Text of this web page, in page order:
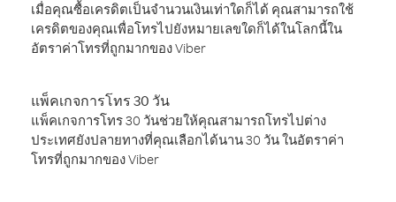
เมื่อคุณซื้อเครดิตเป็นจำนวนเงินเท่าใดก็ได้ คุณสามารถใช้
เครดิตของคุณเพื่อโทรไปยังหมายเลขใดก็ได้ในโลกนี้ใน
อัตราค่าโทรที่ถูกมากของ Viber
แพ็คเกจการโทร 30 วัน
แพ็คเกจการโทร 30 วันช่วยให้คุณสามารถโทรไปต่าง
ประเทศยังปลายทางที่คุณเลือกได้นาน 30 วัน ในอัตราค่า
โทรที่ถูกมากของ Viber